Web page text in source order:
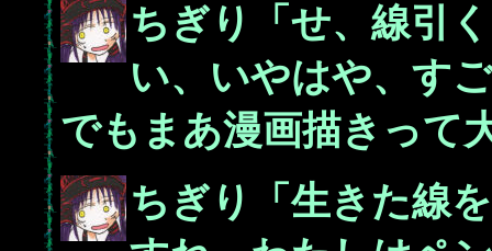
ちぎり「せ、線引
い、いやはや、す
でもまあ漫画描きって
ちぎり「生きた線